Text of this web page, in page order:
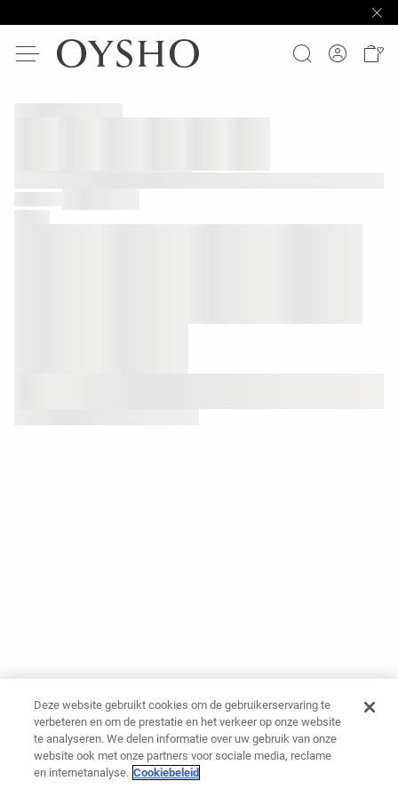
Deze website gebruikt cookies om de gebruikerservaring te
verbeteren en om de prestatie en het verkeer op onze website
te analyseren. We delen informatie over uw gebruik van onze
website ook met onze partners voor sociale media, reclame
en internetanalyse. Cookiebeleid